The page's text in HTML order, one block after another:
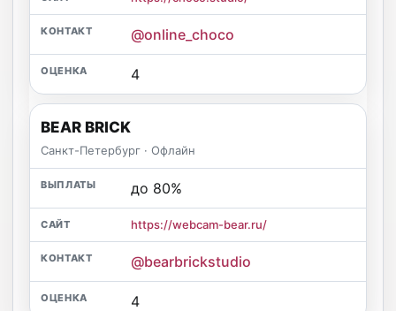
@online_choco
4
BEAR BRICK
Санкт-Петербург · Офлайн
до 80%
https://webcam-bear.ru/
@bearbrickstudio
4